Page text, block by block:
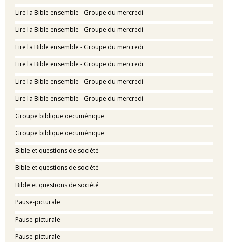
Lire la Bible ensemble - Groupe du mercredi
Lire la Bible ensemble - Groupe du mercredi
Lire la Bible ensemble - Groupe du mercredi
Lire la Bible ensemble - Groupe du mercredi
Lire la Bible ensemble - Groupe du mercredi
Lire la Bible ensemble - Groupe du mercredi
Groupe biblique oecuménique
Groupe biblique oecuménique
Bible et questions de société
Bible et questions de société
Bible et questions de société
Pause-picturale
Pause-picturale
Pause-picturale